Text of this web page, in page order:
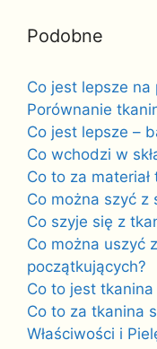
Podobne
Co jest lepsze na
Porównanie
Co jest lepsze –
Co wchodzi w
Co to za materiał
Co można szyć z
Co szyje się z
Co można uszyć
początkujących?
Co to jest
Co to za tkanina
Właściwości i